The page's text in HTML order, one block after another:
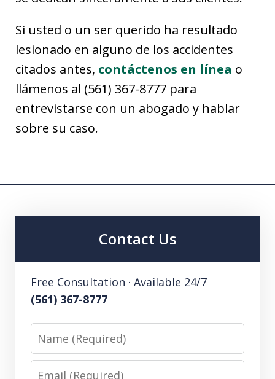
Si usted o un ser querido ha resultado
lesionado en alguno de los accidentes
citados antes, contáctenos en línea o
llámenos al (561) 367-8777 para
entrevistarse con un abogado y hablar
sobre su caso.
Contact Us
Free Consultation · Available 24/7
(561) 367-8777
Name
Email